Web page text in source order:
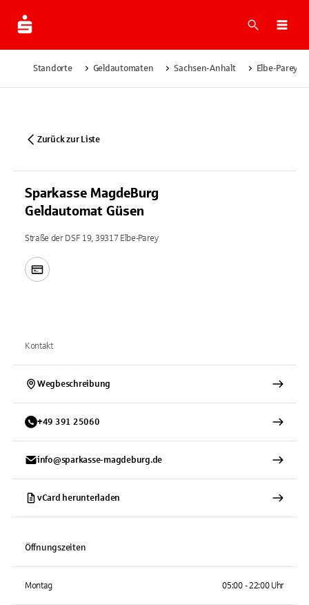
Suche
Standorte Geldautomaten Sachsen-Anhalt Elbe-Parey
Zurück zur Liste
Sparkasse MagdeBurg
Geldautomat Güsen
Straße der DSF 19, 39317 Elbe-Parey
Kontakt
Wegbeschreibung
+49 391 25060
info@sparkasse-magdeburg.de
vCard herunterladen
Öffnungszeiten
Montag 05:00 - 22:00 Uhr